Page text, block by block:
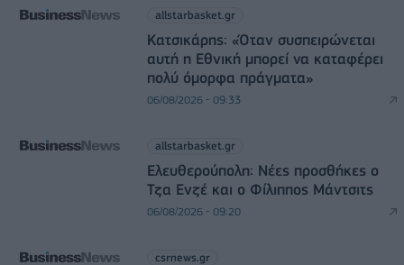
allstarbasket.gr
Κατσικάρης: «Όταν συσπειρώνεται
αυτή η Εθνική μπορεί να καταφέρει
πολύ όμορφα πράγματα»
06/08/2026 - 09:33
allstarbasket.gr
Ελευθερούπολη: Νέες προσθήκες ο
Τζα Ενζέ και ο Φίλιππος Μάντσιτς
06/08/2026 - 09:20
csrnews.gr